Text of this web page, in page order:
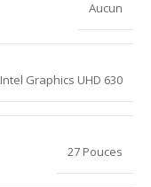
Aucun
Intel Graphics UHD 630
27 Pouces